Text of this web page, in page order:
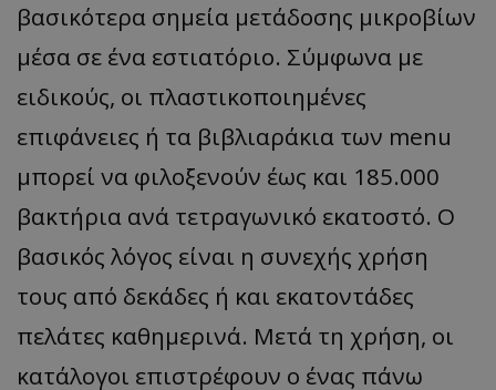
βασικότερα σημεία μετάδοσης μικροβίων
μέσα σε ένα εστιατόριο. Σύμφωνα με
ειδικούς, οι πλαστικοποιημένες
επιφάνειες ή τα βιβλιαράκια των menu
μπορεί να φιλοξενούν έως και 185.000
βακτήρια ανά τετραγωνικό εκατοστό. Ο
βασικός λόγος είναι η συνεχής χρήση
τους από δεκάδες ή και εκατοντάδες
πελάτες καθημερινά. Μετά τη χρήση, οι
κατάλογοι επιστρέφουν ο ένας πάνω